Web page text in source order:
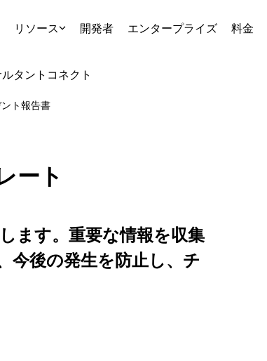
リソース 開発者 エンタープライズ 料金
タント コネクト
ト報告書
ート
ます。重要な情報を収集
今後の発生を防止し、チ